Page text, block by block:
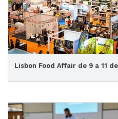
Lisbon Food Affair de 9 a 11